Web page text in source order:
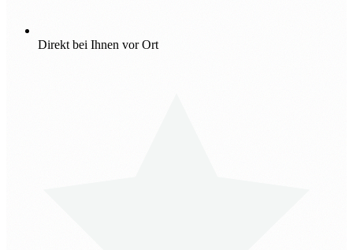
Direkt bei Ihnen vor Ort